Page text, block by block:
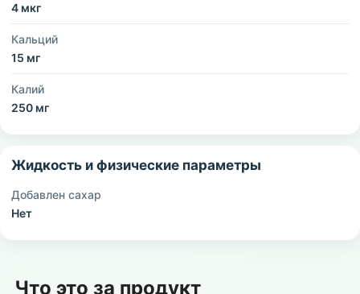
4 мкг
Кальций
15 мг
Калий
250 мг
Жидкость и физические параметры
Добавлен сахар
Нет
Что это за продукт